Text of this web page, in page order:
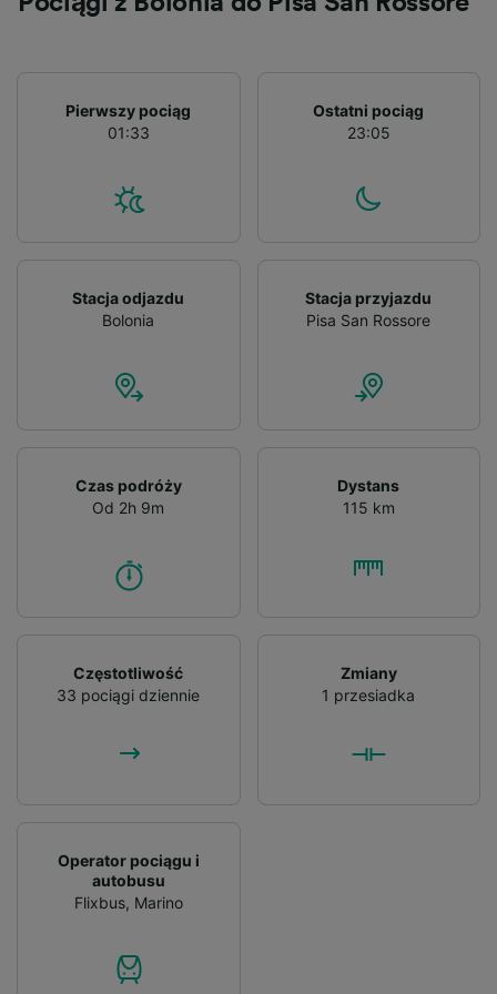
Pierwszy pociąg
01:33
Ostatni pociąg
23:05
Stacja odjazdu
Bolonia
Stacja przyjazdu
Pisa San Rossore
Czas podróży
Od 2h 9m
Dystans
115 km
Częstotliwość
33 pociągi dziennie
Zmiany
1 przesiadka
Operator pociągu i
autobusu
Flixbus, Marino